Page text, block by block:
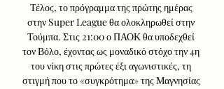
Τέλος, το πρόγραμμα της πρώτης ημέρας
στην Super League θα ολοκληρωθεί στην
Τούμπα. Στις 21:00 ο ΠΑΟΚ θα υποδεχθεί
τον Βόλο, έχοντας ως μοναδικό στόχο την 4η
του νίκη στις πρώτες έξι αγωνιστικές, τη
στιγμή που το «συγκρότημα» της Μαγνησίας